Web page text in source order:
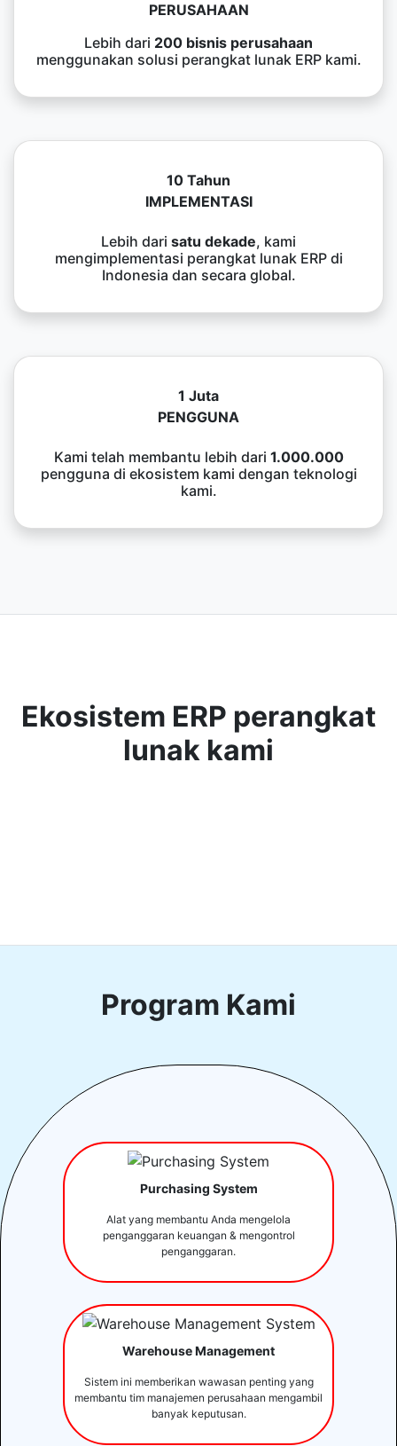
PERUSAHAAN
Lebih dari 200 bisnis perusahaan
menggunakan solusi perangkat lunak ERP kami.
10 Tahun
IMPLEMENTASI
Lebih dari satu dekade, kami
mengimplementasi perangkat lunak ERP di
Indonesia dan secara global.
1 Juta
PENGGUNA
Kami telah membantu lebih dari 1.000.000
pengguna di ekosistem kami dengan teknologi
kami.
Ekosistem ERP perangkat
lunak kami
Program Kami
Purchasing System
Alat yang membantu Anda mengelola
penganggaran keuangan & mengontrol
penganggaran.
Warehouse Management
Sistem ini memberikan wawasan penting yang
membantu tim manajemen perusahaan mengambil
banyak keputusan.